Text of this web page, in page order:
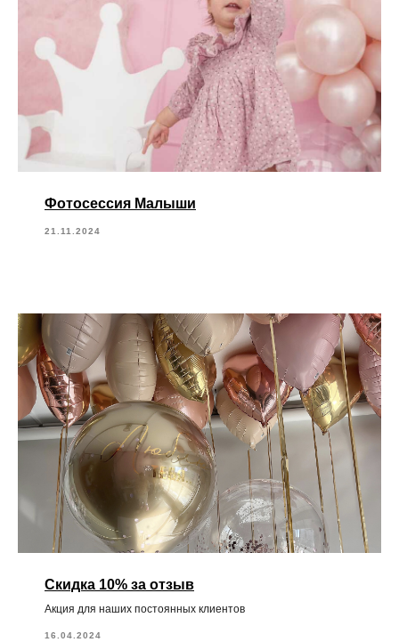
Фотосессия Малыши
21.11.2024
Скидка 10% за отзыв
Акция для наших постоянных клиентов
16.04.2024